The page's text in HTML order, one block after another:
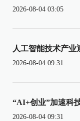
2026-08-04 03:05
人工智能技术产业
2026-08-04 09:31
“AI+创业”加速科
2026-08-04 09:31